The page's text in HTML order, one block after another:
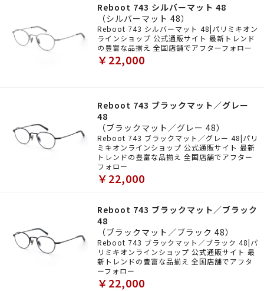
Reboot 743 シルバーマット 48
（シルバーマット 48）
Reboot 743 シルバーマット 48|パリミキオン
ラインショップ 公式通販サイト 最新トレンド
の豊富な品揃え 全国店舗でアフターフォロー
￥22,000
Reboot 743 ブラックマット／グレー
48
（ブラックマット／グレー 48）
Reboot 743 ブラックマット／グレー 48|パリ
ミキオンラインショップ 公式通販サイト 最新
トレンドの豊富な品揃え 全国店舗でアフター
フォロー
￥22,000
Reboot 743 ブラックマット／ブラック
48
（ブラックマット／ブラック 48）
Reboot 743 ブラックマット／ブラック 48|パ
リミキオンラインショップ 公式通販サイト 最
新トレンドの豊富な品揃え 全国店舗でアフタ
ーフォロー
￥22,000